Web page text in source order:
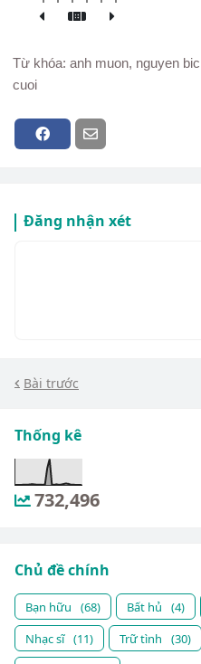
Từ khóa: anh muon, nguyen
cuoi
Đăng nhận xét
Bài trước
Thống kê
732,496
Chủ đề chính
Bạn hữu (68) Bất hủ (4)
Nhạc sĩ (11) Trữ tình (30)